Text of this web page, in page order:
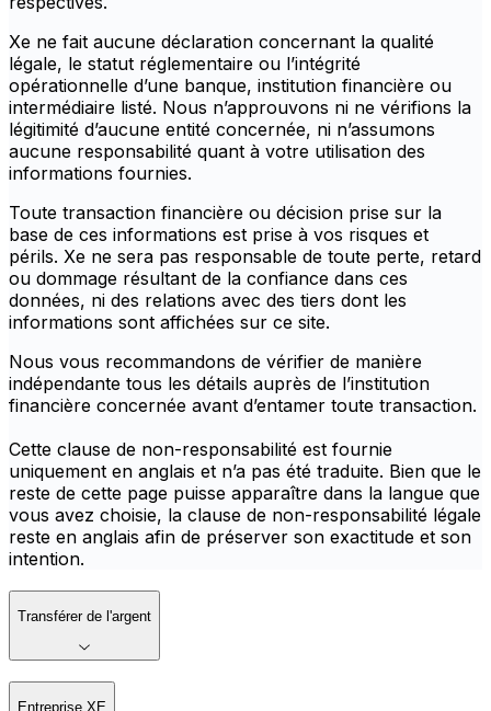
Xe ne fait aucune déclaration concernant la qualité
légale, le statut réglementaire ou l’intégrité
opérationnelle d’une banque, institution financière ou
intermédiaire listé. Nous n’approuvons ni ne vérifions la
légitimité d’aucune entité concernée, ni n’assumons
aucune responsabilité quant à votre utilisation des
informations fournies.
Toute transaction financière ou décision prise sur la
base de ces informations est prise à vos risques et
périls. Xe ne sera pas responsable de toute perte, retard
ou dommage résultant de la confiance dans ces
données, ni des relations avec des tiers dont les
informations sont affichées sur ce site.
Nous vous recommandons de vérifier de manière
indépendante tous les détails auprès de l’institution
financière concernée avant d’entamer toute transaction.
Cette clause de non-responsabilité est fournie
uniquement en anglais et n’a pas été traduite. Bien que le
reste de cette page puisse apparaître dans la langue que
vous avez choisie, la clause de non-responsabilité légale
reste en anglais afin de préserver son exactitude et son
intention.
Transférer de l'argent
Entreprise XE